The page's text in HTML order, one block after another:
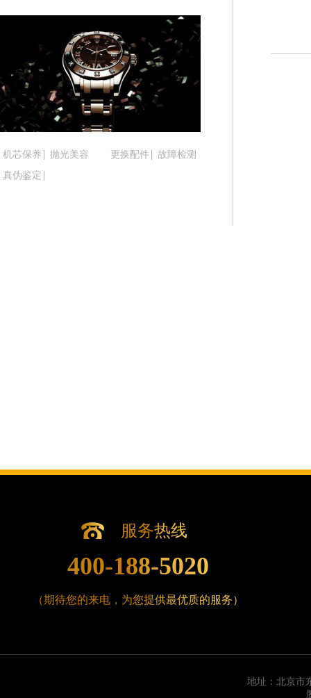
吉林省辽源市龙山区人民大街腕表时光售后服务中
吉林省梅河口市新华街道梅河大街腕表时光售后服
吉林省四平市铁东区紫气大路与南九经街交汇处腕
吉林省松原市宁江区五环大街腕表时光售后服务中
吉林省通化市东昌区环通乡江南大街腕表时光售后
辽宁省本溪市平山区胜利路腕表时光售后服务中心
内蒙古自治区阿拉善盟市左旗土尔扈特大街腕表时
内蒙古自治区赤峰市红山区哈达街腕表时光售后
内蒙古自治区呼伦贝尔市海拉尔区中央街腕表时光
内蒙古自治区乌海市海勃湾区人民南路腕表时光售
山西省大同市平城区迎宾街腕表时光售后服务中心
机芯保养 抛光美容 更换配件
故障检测
真伪鉴定
服务热线
400-188-5020
（期待您的来电，为您提供最优质的服务）
地址：北京市